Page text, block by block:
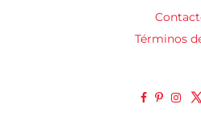
Términos